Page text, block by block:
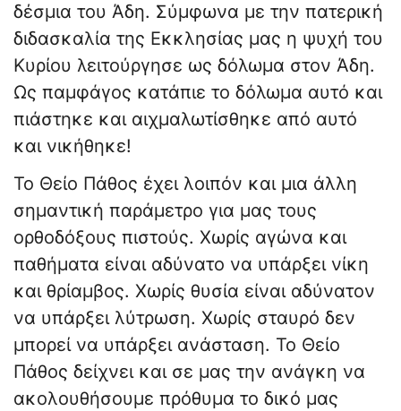
δέσμια του Άδη. Σύμφωνα με την πατερική
διδασκαλία της Εκκλησίας μας η ψυχή του
Κυρίου λειτούργησε ως δόλωμα στον Άδη.
Ως παμφάγος κατάπιε το δόλωμα αυτό και
πιάστηκε και αιχμαλωτίσθηκε από αυτό
και νικήθηκε!
Το Θείο Πάθος έχει λοιπόν και μια άλλη
σημαντική παράμετρο για μας τους
ορθοδόξους πιστούς. Χωρίς αγώνα και
παθήματα είναι αδύνατο να υπάρξει νίκη
και θρίαμβος. Χωρίς θυσία είναι αδύνατον
να υπάρξει λύτρωση. Χωρίς σταυρό δεν
μπορεί να υπάρξει ανάσταση. Το Θείο
Πάθος δείχνει και σε μας την ανάγκη να
ακολουθήσουμε πρόθυμα το δικό μας